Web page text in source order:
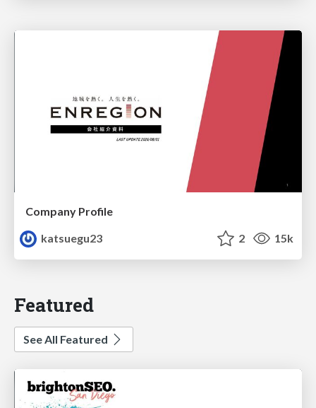
Company Profile
katsuegu23
2 15k
Featured
See All Featured